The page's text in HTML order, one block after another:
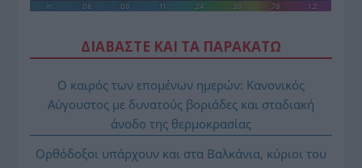
ΔΙΑΒΑΣΤΕ ΚΑΙ ΤΑ ΠΑΡΑΚΑΤΩ
Ο καιρός των επομένων ημερών: Κανονικός
Αύγουστος με δυνατούς βοριάδες και σταδιακή
άνοδο της θερμοκρασίας
Ορθόδοξοι υπάρχουν και στα Βαλκάνια, κύριοι του